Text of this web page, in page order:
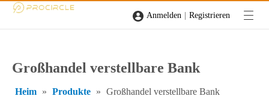
Anmelden | Registrieren
Großhandel verstellbare Bank
Heim » Produkte » Großhandel verstellbare Bank